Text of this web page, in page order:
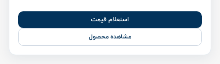
استعلام قیمت
مشاهده محصول